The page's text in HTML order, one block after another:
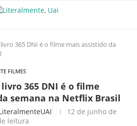
365 DNI é o filme mais assistido da
FILMES
365 DNI é o filme
semana na Netflix Brasil
12 de junho de
leitura